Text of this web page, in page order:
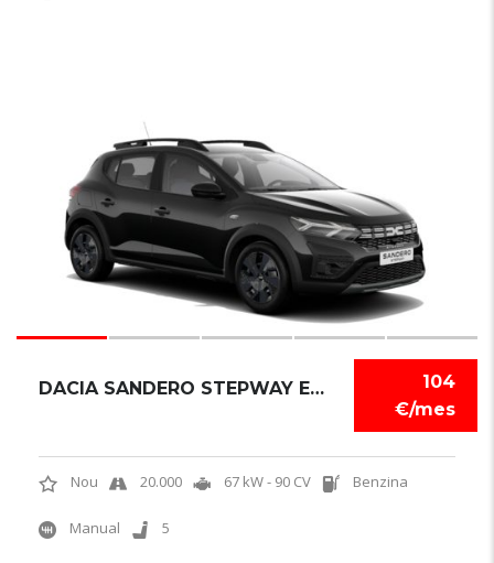
104
€/mes
DACIA SANDERO STEPWAY EXPRESSION
Nou 20.000 67 kW - 90 CV Benzina
Manual 5